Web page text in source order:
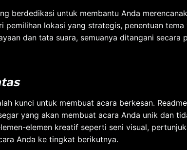
berdedikasi untuk membantu Anda
pemilihan lokasi yang strategis, penentuan tema
dan tata suara, semuanya ditangani secara
kunci untuk membuat acara berkesan.
yang akan membuat acara Anda unik dan
elemen kreatif seperti seni visual,
Anda ke tingkat berikutnya.